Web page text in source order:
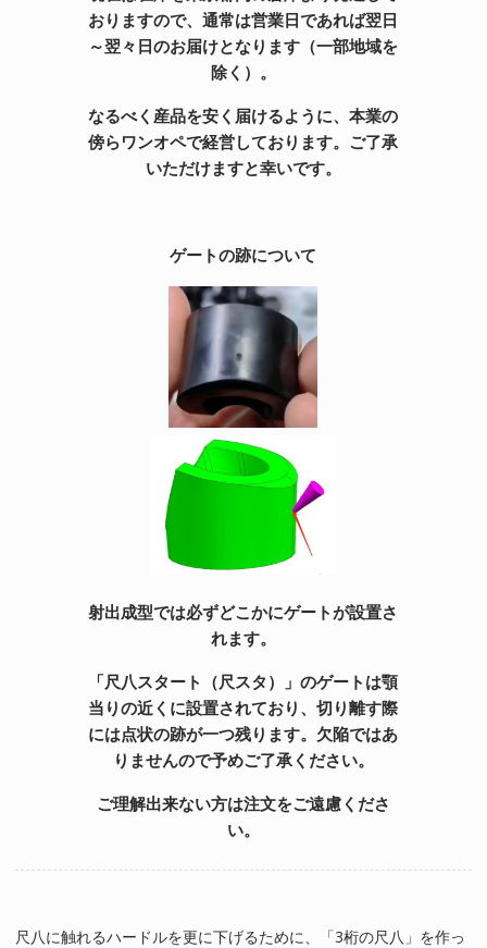
おりますので、通常は営業日であれば翌日
～翌々日のお届けとなります（一部地域を
除く）。
なるべく産品を安く届けるように、本業の
傍らワンオペで経営しております。ご了承
いただけますと幸いです。
ゲートの跡について
射出成型では必ずどこかにゲートが設置さ
れます。
「尺八スタート（尺スタ）」のゲートは顎
当りの近くに設置されており、切り離す際
には点状の跡が一つ残ります。欠陥ではあ
りませんので予めご了承ください。
ご理解出来ない方は注文をご遠慮くださ
い。
尺八に触れるハードルを更に下げるために、「3桁の尺八」を作っ